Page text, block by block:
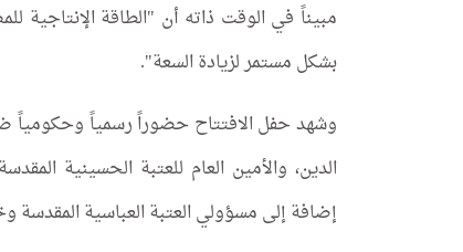
بشكل مستمر لزيادة السعة".
وشهد حفل الافتتاح حضوراً رسمياً وحكومياً
الدين، والأمين العام للعتبة الحسينية
إضافة إلى مسؤولي العتبة العباسية